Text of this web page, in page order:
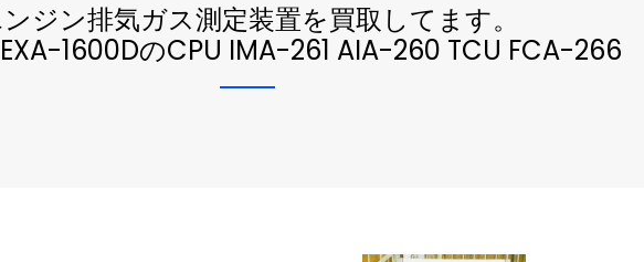
ジン排気ガス測定装置を買取してます。
1600DのCPU IMA-261 AIA-260 TCU FCA-266